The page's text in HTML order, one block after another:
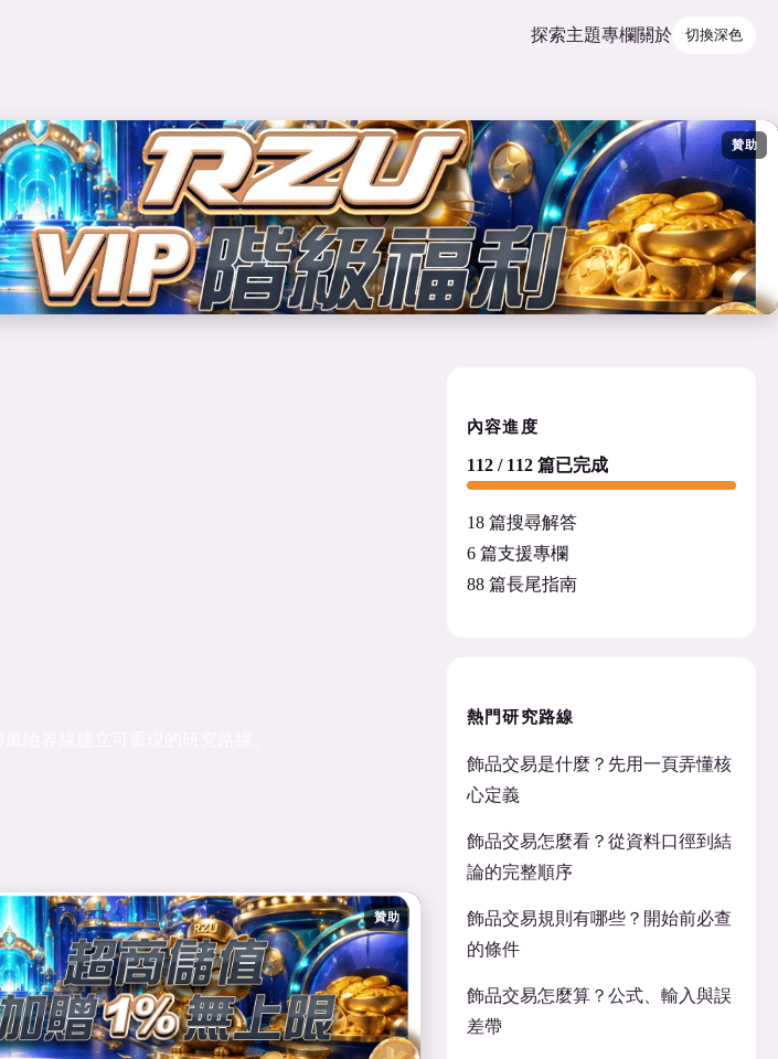
探索主題專欄關於 切換深色
贊助
贊助
內容進度
112 / 112 篇已完成
18 篇搜尋解答
6 篇支援專欄
88 篇長尾指南
熱門研究路線
飾品交易是什麼？先用一頁弄懂核
心定義
飾品交易怎麼看？從資料口徑到結
論的完整順序
飾品交易規則有哪些？開始前必查
的條件
飾品交易怎麼算？公式、輸入與誤
差帶